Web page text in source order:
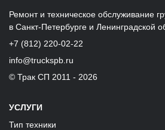
Ремонт и техническое обслуживание
в Санкт‑Петербурге и Ленинградской
+7 (812) 220-02-22
info@truckspb.ru
© Трак СП 2011 - 2026
УСЛУГИ
Тип техники